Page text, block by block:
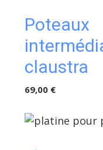
Poteaux
claustra
69,00 €